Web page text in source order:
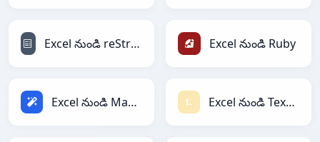
Excel నుండి reStructuredText Excel నుండి Ruby
Excel నుండి Magic Excel నుండి Textile